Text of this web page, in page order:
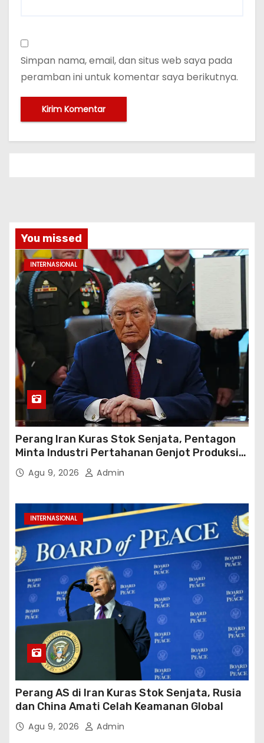
Simpan nama, email, dan situs web saya pada
peramban ini untuk komentar saya berikutnya.
You missed
INTERNASIONAL
Perang Iran Kuras Stok Senjata, Pentagon
Minta Industri Pertahanan Genjot Produksi
dalam 21 Hari
Agu 9, 2026 Admin
INTERNASIONAL
Perang AS di Iran Kuras Stok Senjata, Rusia
dan China Amati Celah Keamanan Global
Agu 9, 2026 Admin